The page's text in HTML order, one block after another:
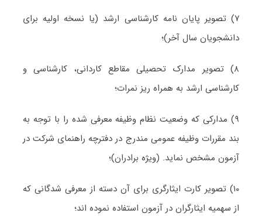
۷) تصویر پایان نامه کارشناسی ارشد (یا نسخه اولیه برای
دانشجویان سال آخر)؛
۸) تصویر مدارک تحصیلی مقاطع کاردانی، کارشناسی و
کارشناسی ارشد به همراه ریز نمرات؛
۹) مدارکی که وضعیت نظام وظیفه معرفی شده را با توجه به
بند مقررات وظیفه عمومی مندرج در دفترچه راهنمای شرکت در
آزمون مشخص نماید. (ویژه برادران)؛
۱۰) تصویر کارت ایثارگری برای آن دسته از معرفی شدگانی که
از سهمیه ایثارگران در آزمون استفاده نموده اند؛